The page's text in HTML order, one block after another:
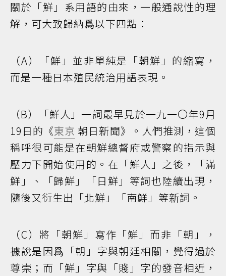
關於「鮮」系用語的由來，一般通說性的理
解，可大致歸納爲以下四點：
（A）「鮮」並非單純是「朝鮮」的縮寫，
而是一種日本殖民統治用語表現。
（B）「鮮人」一詞最早見於一九一〇年9月
19日的《東京 朝日新聞》。人們推測，這個
稱呼很可能是在朝鮮總督府或警察的指示與
壓力下開始使用的。在「鮮人」之後，「滿
鮮」、「歸鮮」「日鮮」等詞也陸續出現，
隨後又衍生出「北鮮」「南鮮」等新詞。
（C）將「朝鮮」寫作「鮮」而非「朝」，
據說是因爲「朝」字與朝廷相關，覺得過於
尊崇；而「鮮」字與「賤」字的發音相近，